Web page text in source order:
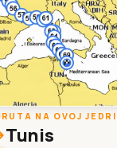
RUTA NA OVOJ
Tunis